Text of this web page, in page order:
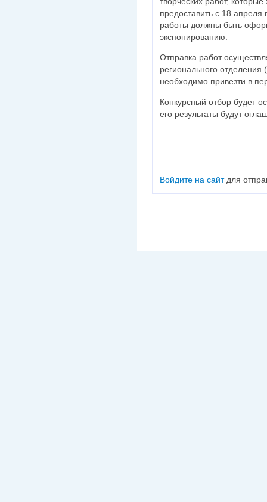
предоставить с 18
работы должны быть
экспонированию.
Отправка работ
регионального
необходимо привезти в
Конкурсный отбор будет
его результаты будут
Войдите на сайтдля